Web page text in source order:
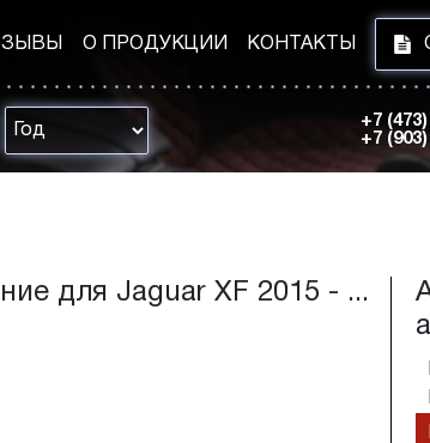
О ПРОДУКЦИИ КОНТАКТЫ i
+7
+7
для Jaguar XF 2015 - ...